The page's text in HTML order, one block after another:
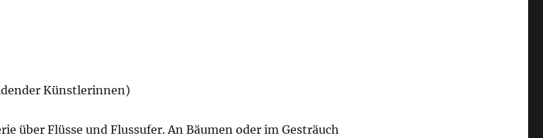
Künstlerinnen)
über Flüsse und Flussufer. An Bäumen oder im Gesträuch